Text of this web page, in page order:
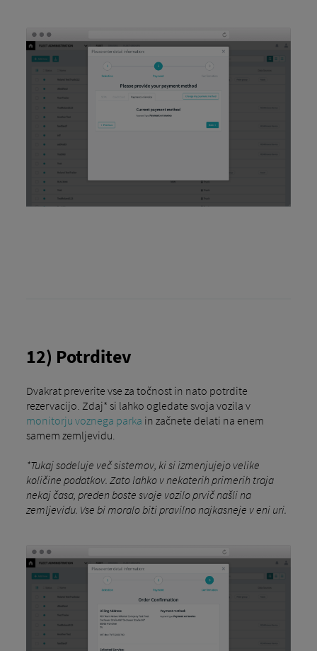
12) Potrditev
Dvakrat preverite vse za točnost in nato potrdite
rezervacijo. Zdaj* si lahko ogledate svoja vozila v
monitorju voznega parka in začnete delati na enem
samem zemljevidu.
*Tukaj sodeluje več sistemov, ki si izmenjujejo velike
količine podatkov. Zato lahko v nekaterih primerih traja
nekaj časa, preden boste svoje vozilo prvič našli na
zemljevidu. Vse bi moralo biti pravilno najkasneje v eni uri.